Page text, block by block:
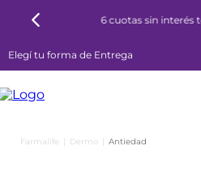
6 cuotas sin interés
Elegí tu forma de Entrega
Dermo Antiedad